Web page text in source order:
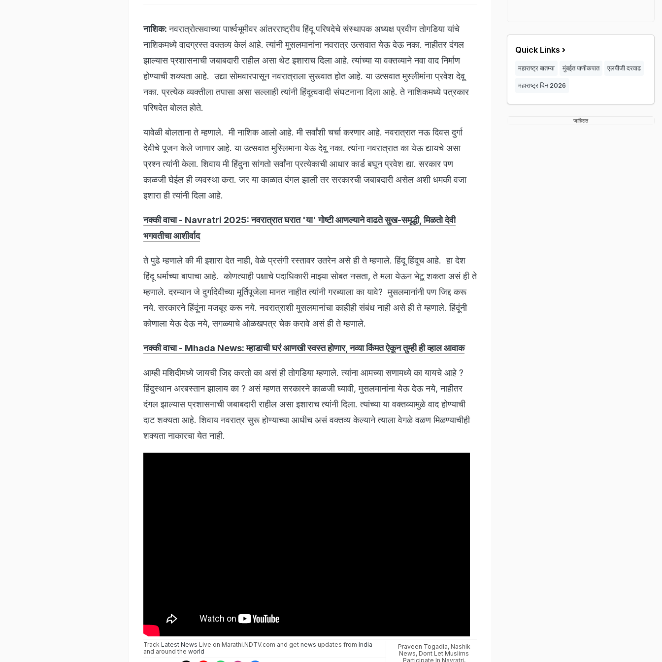
नाशिक: नवरात्रोत्सवाच्या पार्श्वभूमीवर आंतरराष्ट्रीय हिंदू परिषदेचे संस्थापक अध्यक्ष प्रवीण तोगडिया यांचे
नाशिकमध्ये वादग्रस्त वक्तव्य केलं आहे. त्यांनी मुसलमानांना नवरात्र उत्सवात येऊ देऊ नका. नाहीतर दंगल
झाल्यास प्रशासनाची जबाबदारी राहील असा थेट इशाराच दिला आहे. त्यांच्या या वक्तव्याने नवा वाद निर्माण
होण्याची शक्यता आहे. उद्या सोमवारपासून नवरात्राला सुरूवात होत आहे. या उत्सवात मुस्लीमांना प्रवेश देवू
नका. प्रत्येक व्यक्तीला तपासा असा सल्लाही त्यांनी हिंदूत्ववादी संघटनाना दिला आहे. ते नाशिकमध्ये पत्रकार
परिषदेत बोलत होते.
यावेळी बोलताना ते म्हणाले. मी नाशिक आलो आहे. मी सर्वांशी चर्चा करणार आहे. नवरात्रात नऊ दिवस दुर्गा
देवीचे पूजन केले जाणार आहे. या उत्सवात मुस्लिमाना येऊ देवू नका. त्यांना नवरात्रात का येऊ द्यायचे असा
प्रश्न त्यांनी केला. शिवाय मी हिंदुना सांगतो सर्वांना प्रत्येकाची आधार कार्ड बघून प्रवेश द्या. सरकार पण
काळजी घेईल ही व्यवस्था करा. जर या काळात दंगल झाली तर सरकारची जबाबदारी असेल अशी धमकी वजा
इशारा ही त्यांनी दिला आहे.
नक्की वाचा - Navratri 2025: नवरात्रात घरात 'या' गोष्टी आणल्याने वाढते सुख-समृद्धी, मिळतो देवी
भगवतीचा आशीर्वाद
ते पुढे म्हणाले की मी इशारा देत नाही, वेळे प्रसंगी रस्तावर उतरेन असे ही ते म्हणाले. हिंदू हिंदूच आहे. हा देश
हिंदू धर्माच्या बापाचा आहे. कोणत्याही पक्षाचे पदाधिकारी माझ्या सोबत नसता, ते मला येऊन भेटू शकता असं ही ते
म्हणाले. दरम्यान जे दुर्गादेवीच्या मूर्तिपूजेला मानत नाहीत त्यांनी गरब्याला का यावे? मुसलमानांनी पण जिद्द करू
नये. सरकारने हिंदूंना मजबूर करू नये. नवरात्राशी मुसलमानांचा काहीही संबंध नाही असे ही ते म्हणाले. हिंदूंनी
कोणाला येऊ देऊ नये, सगळ्याचे ओळखपत्र चेक करावे असं ही ते म्हणाले.
नक्की वाचा - Mhada News: म्हाडाची घरं आणखी स्वस्त होणार, नव्या किंमत ऐकून तुम्ही ही व्हाल आवाक
आम्ही मशिदीमध्ये जायची जिद्द करतो का असं ही तोगडिया म्हणाले. त्यांना आमच्या सणामध्ये का यायचे आहे ?
हिंदुस्थान अरबस्तान झालाय का ? असं म्हणत सरकारने काळजी घ्यावी, मुसलमानांना येऊ देऊ नये, नाहीतर
दंगल झाल्यास प्रशासनाची जबाबदारी राहील असा इशाराच त्यांनी दिला. त्यांच्या या वक्तव्यामुळे वाद होण्याची
दाट शक्यता आहे. शिवाय नवरात्र सुरू होण्याच्या आधीच असं वक्तव्य केल्याने त्याला वेगळे वळण मिळण्याचीही
शक्यता नाकारचा येत नाही.
Track Latest News Live on Marathi.NDTV.com and get news updates from India
and around the world
Praveen Togadia, Nashik
News, Dont Let Muslims
Participate In Navratri,
Quick Links
महाराष्ट्र बातम्या मुंबईत पाणीकपात एलपीजी दरवाढ
महाराष्ट्र दिन 2026
जाहिरात